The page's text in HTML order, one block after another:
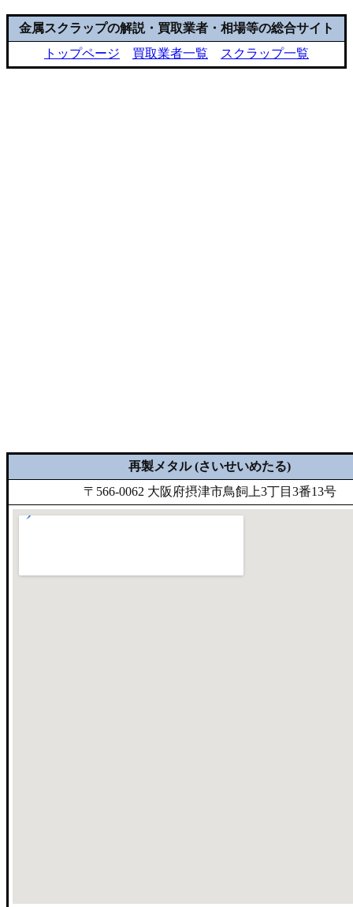
金属スクラップの解説・買取業者・相場等の総合サイト
トップページ
買取業者一覧 スクラップ一覧
再製メタル (さいせいめたる)
〒566-0062 大阪府摂津市鳥飼上3丁目3番13号